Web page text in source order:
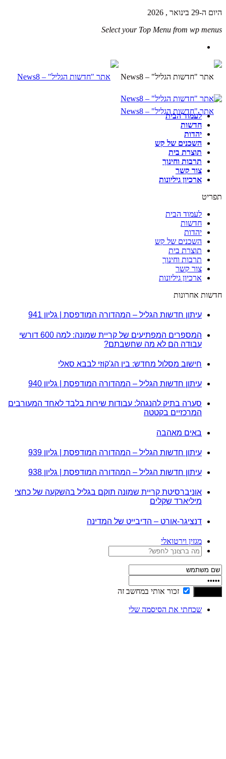
היום ה-29 בינואר , 2026
Select your Top Menu from wp menus
לעמוד הבית
חדשות
יהדות
השכנים של קש
תוצרת בית
תרבות וחינוך
צור קשר
ארכיון גיליונות
תפריט
לעמוד הבית
חדשות
יהדות
השכנים של קש
תוצרת בית
תרבות וחינוך
צור קשר
ארכיון גיליונות
חדשות אחרונות
עיתון חדשות הגליל – המהדורה המודפסת | גליון 941
המספרים המפתיעים של קריית שמונה: למה 600 דורשי
עבודה הם לא מה שחשבתם?
חישוב מסלול מחדש: בין הג'קוזי לבבא סאלי
עיתון חדשות הגליל – המהדורה המודפסת | גליון 940
סערה בתיק להנגהל: עבודות שירות בלבד לאחד המעורבים
המרכזיים בקטטה
באים מאהבה
עיתון חדשות הגליל – המהדורה המודפסת | גליון 939
עיתון חדשות הגליל – המהדורה המודפסת | גליון 938
אוניברסיטת קריית שמונה תוקם בגליל בהשקעה של כחצי
מיליארד שקלים
דנציגר-אורט – הדיבייט של המדינה
מגזין וירטואלי
זכור אותי במחשב זה
שכחתי את הסיסמה שלי